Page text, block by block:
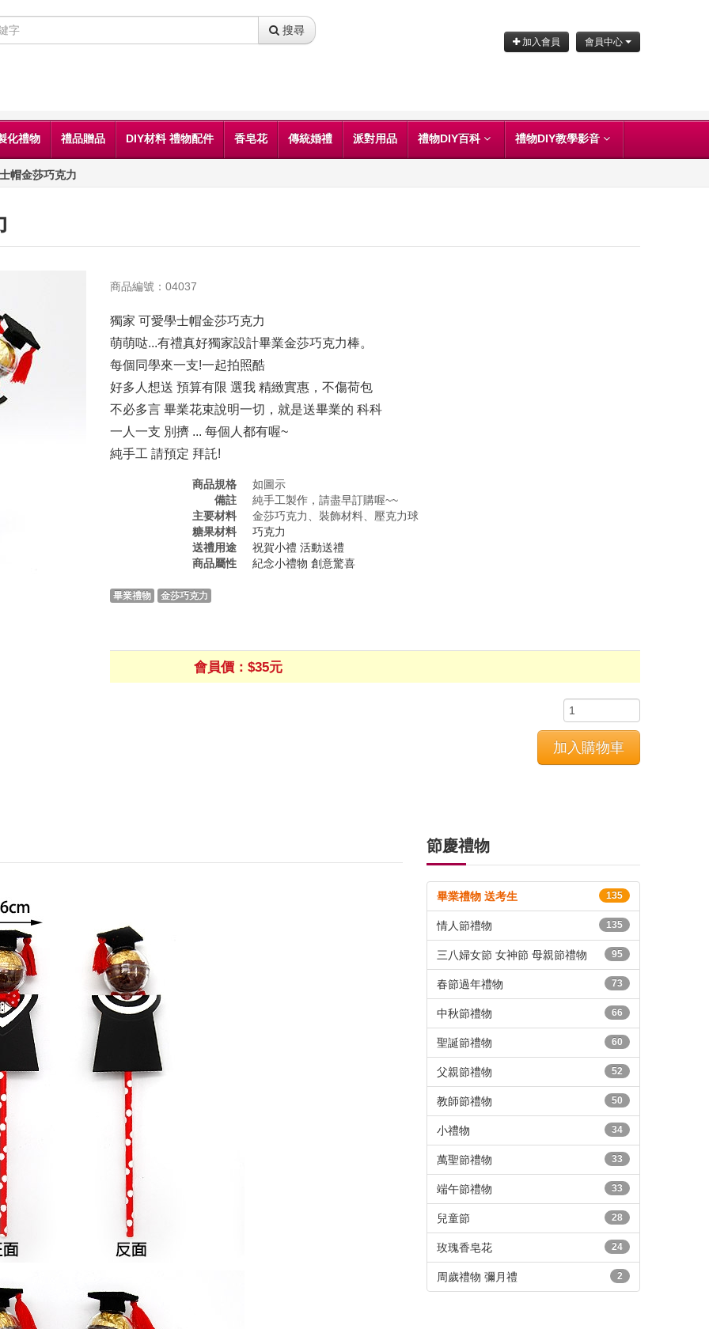
搜尋
加入會員 會員中心
化禮物 禮品贈品 DIY材料 禮物配件 香皂花 傳統婚禮 派對用品 禮物DIY百科 禮物DIY教學影音
帽金莎巧克力
商品編號：04037
獨家 可愛學士帽金莎巧克力
萌萌哒...有禮真好獨家設計畢業金莎巧克力棒。
每個同學來一支!一起拍照酷
好多人想送 預算有限 選我 精緻實惠，不傷荷包
不必多言 畢業花束說明一切，就是送畢業的 科科
一人一支 別擠 ... 每個人都有喔~
純手工 請預定 拜託!
商品規格
如圖示
備註
純手工製作，請盡早訂購喔~~
主要材料
金莎巧克力、裝飾材料、壓克力球
糖果材料
巧克力
送禮用途
祝賀小禮 活動送禮
商品屬性
紀念小禮物 創意驚喜
畢業禮物 金莎巧克力
會員價：$35元
節慶禮物
畢業禮物 送考生 135
情人節禮物 135
三八婦女節 女神節 母親節禮物 95
春節過年禮物 73
中秋節禮物 66
聖誕節禮物 60
父親節禮物 52
教師節禮物 50
小禮物 34
萬聖節禮物 33
端午節禮物 33
兒童節 28
玫瑰香皂花 24
周歲禮物 彌月禮 2